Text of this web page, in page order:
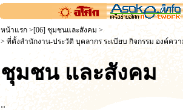
หน้าแรก >[06] ชุมชนและสังคม >
> ที่ตั้งสำนักงาน-ประวัติ บุคลากร ระเบียบ กิจกรรม องค์คว
ชุมชน และสังคม
..